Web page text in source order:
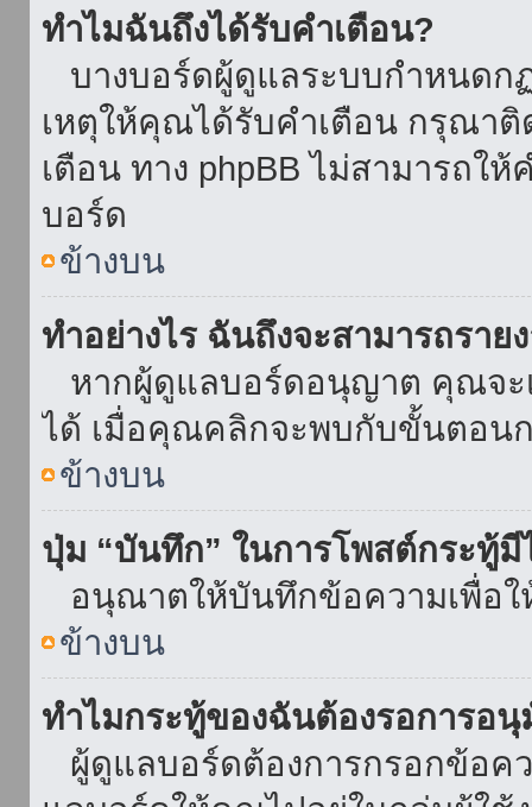
ทำไมฉันถึงได้รับคำเตือน?
บางบอร์ดผู้ดูแลระบบกำหนดก
เหตุให้คุณได้รับคำเตือน กรุณา
เตือน ทาง phpBB ไม่สามารถใ
บอร์ด
ข้างบน
ทำอย่างไร ฉันถึงจะสามารถรา
หากผู้ดูแลบอร์ดอนุญาต คุณจะ
ได้ เมื่อคุณคลิกจะพบกับขั้นตอน
ข้างบน
ปุ่ม “บันทึก” ในการโพสต์กระทู้มี
อนุณาตให้บันทึกข้อความเพื่อใ
ข้างบน
ทำไมกระทู้ของฉันต้องรอการอนุ
ผู้ดูแลบอร์ดต้องการกรอกข้อค